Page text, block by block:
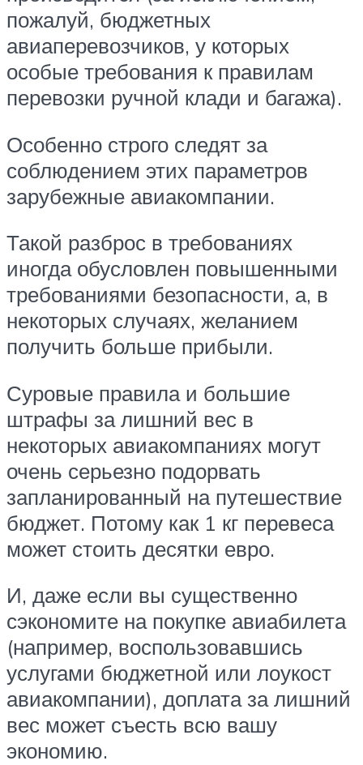
пожалуй, бюджетных
авиаперевозчиков, у которых
особые требования к правилам
перевозки ручной клади и багажа).
Особенно строго следят за
соблюдением этих параметров
зарубежные авиакомпании.
Такой разброс в требованиях
иногда обусловлен повышенными
требованиями безопасности, а, в
некоторых случаях, желанием
получить больше прибыли.
Суровые правила и большие
штрафы за лишний вес в
некоторых авиакомпаниях могут
очень серьезно подорвать
запланированный на путешествие
бюджет. Потому как 1 кг перевеса
может стоить десятки евро.
И, даже если вы существенно
сэкономите на покупке авиабилета
(например, воспользовавшись
услугами бюджетной или лоукост
авиакомпании), доплата за лишний
вес может съесть всю вашу
экономию.